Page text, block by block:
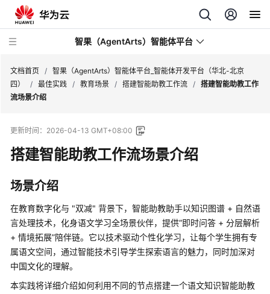
智果（AgentArts）智能体平台
动
态
品
介
绍
开
始
使
用
文档首页 / 智果（AgentArts）智能体平台_智能体开发平台（华北-北京
四）
/ 最佳实践 / 教育场景 / 搭建智能助教工作流 / 搭建智能助教工作
流场景介绍
更新时间： 2026-04-13 GMT+08:00
搭建智能助教工作流场景介绍
场景介绍
在教育数字化与 "双减" 背景下，智能助教助手以知识图谱 + 自然语
言处理技术，化身语文学习全场景伙伴，提供“即时问答 + 分层解析
+ 情境拓展”陪伴链。它以技术驱动个性化学习，让每个学生拥有专
属语文空间，通过智能技术引导学生探索语言的魅力，同时加深对
中国文化的理解。
本实践将详细介绍如何利用不同的节点搭建一个语文知识智能助教